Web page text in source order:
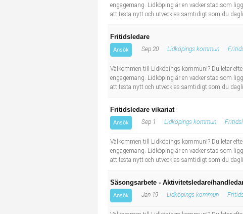
engagemang. Lidköping är en vacker stad som
att testa nytt och utvecklas samtidigt som du
Fritidsledare
Ansök Sep 20 Lidköpings kommun
Välkommen till Lidköpings kommun!? Du letar
engagemang. Lidköping är en vacker stad som
att testa nytt och utvecklas samtidigt som du
Fritidsledare vikariat
Ansök Sep 1 Lidköpings kommun
Välkommen till Lidköpings kommun!? Du letar
engagemang. Lidköping är en vacker stad som
att testa nytt och utvecklas samtidigt som du
Säsongsarbete - Aktivitetsledare/
Ansök Jan 19 Lidköpings kommun